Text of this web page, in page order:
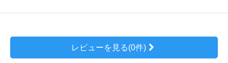
レビューを見る(0件)